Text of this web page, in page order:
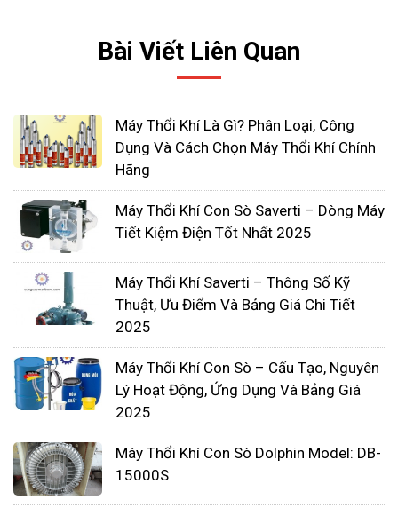
Vai trò của máy thổi khí con sò
370W
Máy thổi khí con sò 370W là loại máy thổi khí phổ
biến được sử dụng trong nhiều ứng dụng khác
nhau, chẳng hạn như nuôi trồng thủy sản, xử lý
nước thải, và các hệ thống cung cấp oxy. Máy hoạt
động dựa trên nguyên lý quay của cánh quạt để
tạo ra áp suất và lưu lượng khí.
Máy thổi khí con sò 370W hoạt
động như thế nào ?
Máy thổi khí con sò 370W hoạt động dựa trên
nguyên lý quay của cánh quạt để tạo ra áp
suất và lưu lượng khí. Máy có cấu tạo gồm
hai phần chính: động cơ và bầu tạo khí.
Động cơ là bộ phận cung cấp năng lượng cho
máy hoạt động. Động cơ của máy thổi khí
Bài Viết Liên Quan
Máy Thổi Khí Là Gì? Phân Loại, Công
Dụng Và Cách Chọn Máy Thổi Khí Chính
Hãng
Máy Thổi Khí Con Sò Saverti – Dòng Máy
Tiết Kiệm Điện Tốt Nhất 2025
Máy Thổi Khí Saverti – Thông Số Kỹ
Thuật, Ưu Điểm Và Bảng Giá Chi Tiết
2025
Máy Thổi Khí Con Sò – Cấu Tạo, Nguyên
Lý Hoạt Động, Ứng Dụng Và Bảng Giá
2025
Máy Thổi Khí Con Sò Dolphin Model: DB-
15000S